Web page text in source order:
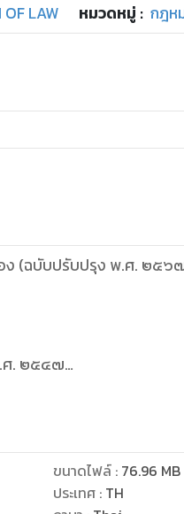
OF LAW หมวดหมู่ : กฎห
ง (ฉบับปรับปรุง พ.ศ. ๒๕๖
ศ. ๒๕๔๗
๕๑๑
ศ. ๒๕๒๔
าขายฝากที่ดินเพื่อเกษตร
ขนาดไฟล์: 76.96 MB
ประเทศ : TH